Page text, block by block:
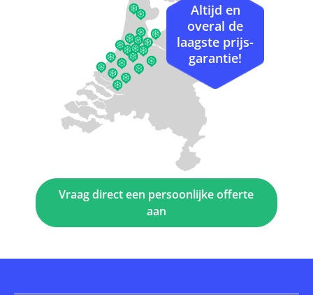
Vraag direct een persoonlijke offerte
aan
Altijd en
overal de
laagste prijs-
garantie!